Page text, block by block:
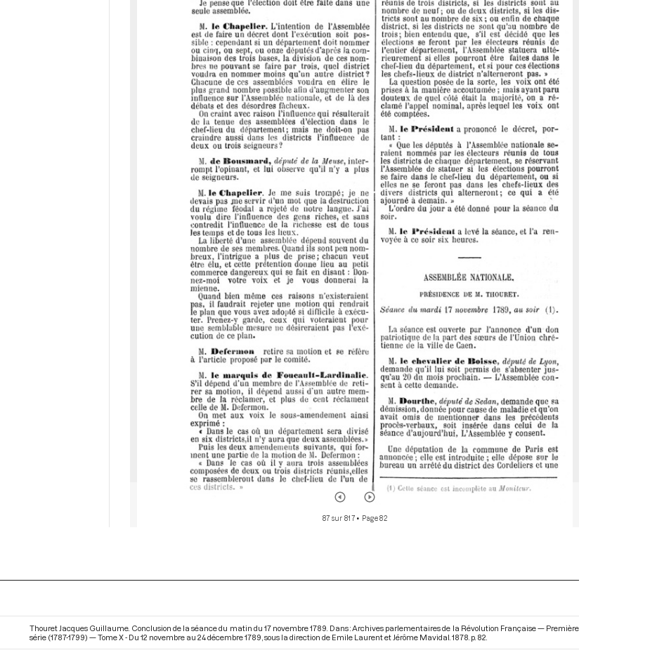
87 sur 817• Page 82
Thouret Jacques Guillaume. Conclusion de la séance du matin du 17 novembre 1789. Dans : Archives parlementaires de la Révolution Française — Première
série (1787-1799) — Tome X - Du 12 novembre au 24 décembre 1789 , sous la direction de Emile Laurent et Jérôme Mavidal. 1878. p. 82.